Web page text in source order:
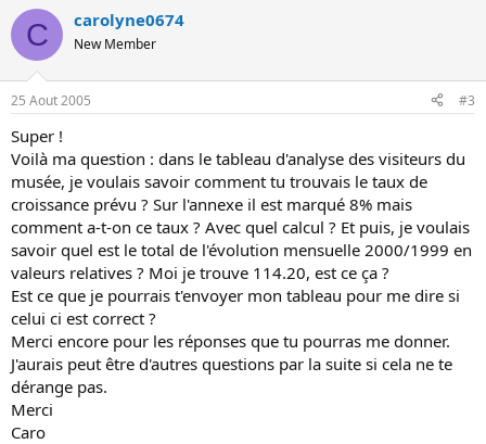
C carolyne0674
New Member
25 Aout 2005 #3
Super !
Voilà ma question : dans le tableau d'analyse des visiteurs du
musée, je voulais savoir comment tu trouvais le taux de
croissance prévu ? Sur l'annexe il est marqué 8% mais
comment a-t-on ce taux ? Avec quel calcul ? Et puis, je voulais
savoir quel est le total de l'évolution mensuelle 2000/1999 en
valeurs relatives ? Moi je trouve 114.20, est ce ça ?
Est ce que je pourrais t'envoyer mon tableau pour me dire si
celui ci est correct ?
Merci encore pour les réponses que tu pourras me donner.
J'aurais peut être d'autres questions par la suite si cela ne te
dérange pas.
Merci
Caro